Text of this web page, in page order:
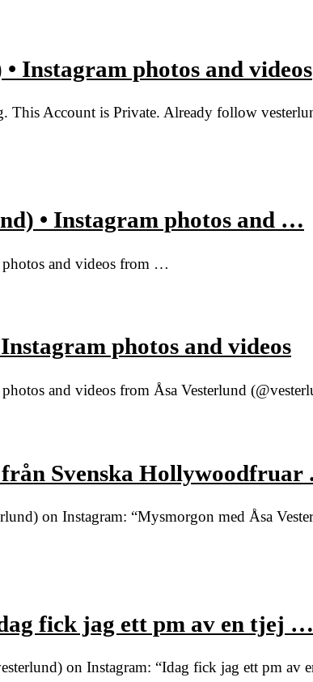
Instagram photos and videos
Account is Private. Already follow
• Instagram photos and …
photos and videos from …
photos and videos
and videos from Åsa Vesterlund
från Svenska
on Instagram: “Mysmorgon med Åsa
fick jag ett pm av en tjej …
on Instagram: “Idag fick jag ett pm av